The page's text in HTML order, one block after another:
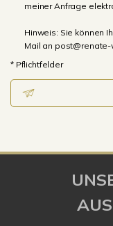
meiner Anfrage
Hinweis: Sie können
Mail an
* Pflichtfelder